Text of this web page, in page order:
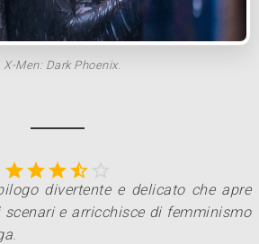
X-Men: Dark Phoenix.

divertente e delicato che apre
scenari e arricchisce di femminismo